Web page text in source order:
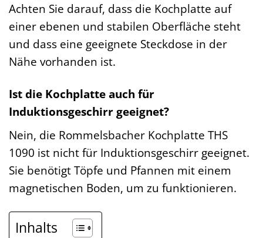
Achten Sie darauf, dass die Kochplatte auf
einer ebenen und stabilen Oberfläche steht
und dass eine geeignete Steckdose in der
Nähe vorhanden ist.
Ist die Kochplatte auch für
Induktionsgeschirr geeignet?
Nein, die Rommelsbacher Kochplatte THS
1090 ist nicht für Induktionsgeschirr geeignet.
Sie benötigt Töpfe und Pfannen mit einem
magnetischen Boden, um zu funktionieren.
Inhalts